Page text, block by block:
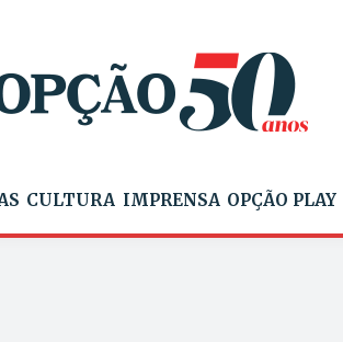
CULTURA IMPRENSA OPÇÃO PLAY